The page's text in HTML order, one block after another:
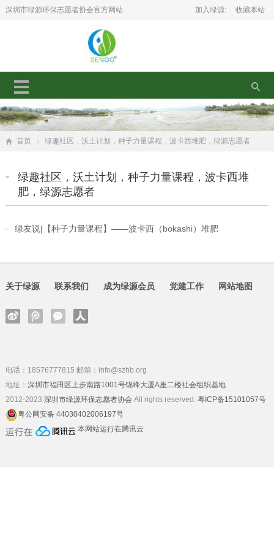
深圳市绿源环保志愿者协会官方网站 加入绿源: 收藏本站
首页 绿趣社区，沃土计划，种子力量课程，波卡西堆肥，绿源志愿者
绿趣社区，沃土计划，种子力量课程，波卡西堆
肥，绿源志愿者
绿友说|【种子力量课程】——波卡西（bokashi）堆肥
关于绿源 联系我们 成为绿源会员 党建工作 网站地图
电话：18576777815 邮箱：info@szhb.org
地址： 深圳市福田区上步南路1001号锦峰大厦A座二楼社会组织基地
2012-2023 深圳市绿源环保志愿者协会All rights reserved. 粤ICP备15101057号
粤公网安备 44030402006197号
本网站运行在腾讯云